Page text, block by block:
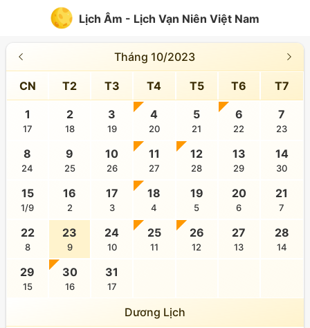
Lịch Âm - Lịch Vạn Niên Việt Nam
Tháng 10/2023
CN T2 T3 T4 T5 T6 T7
1
17
2
18
3
19
4
20
5
21
6
22
7
23
8
24
9
25
10
26
11
27
12
28
13
29
14
30
15
1/9
16
2
17
3
18
4
19
5
20
6
21
7
22
8
23
9
24
10
25
11
26
12
27
13
28
14
29
15
30
16
31
17
Dương Lịch